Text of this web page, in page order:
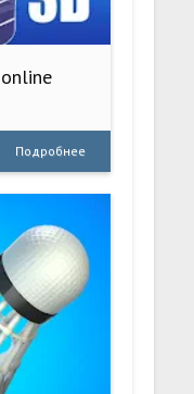
Подробнее